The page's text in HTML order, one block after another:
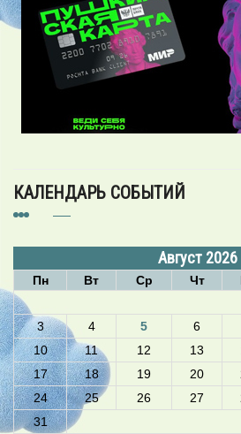
КАЛЕНДАРЬ СОБЫТИЙ
Август 2026
Пн Вт Ср Чт
3
4 5 6
10
11 12 13
17
18 19 20
24
25 26 27
31